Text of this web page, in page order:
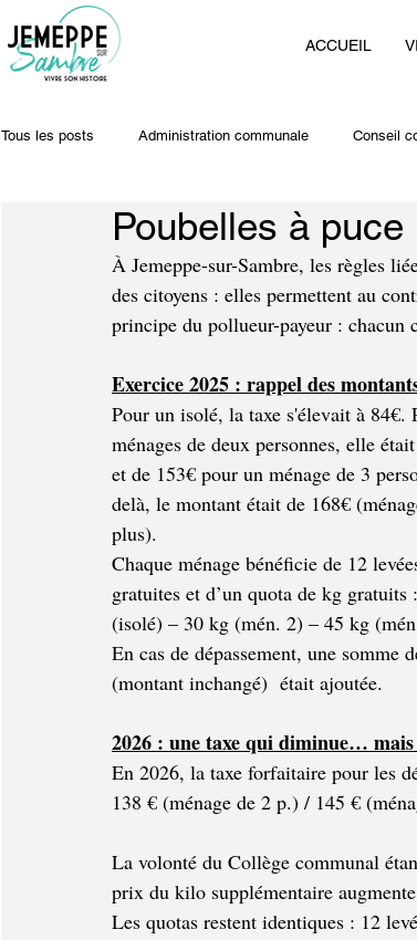
ACCUEIL
Tous les posts Administration communale Conseil
Travaux & voiries Offres d'emploi Autres
Poubelles à
À Jemeppe-sur-Sambre, les règles
des citoyens : elles permettent au
principe du pollueur-payeur : chacun
Exercice 2025 : rappel des
Pour un isolé, la taxe s'élevait à 84€.
ménages de deux personnes, elle
et de 153€ pour un ménage de 3
delà, le montant était de 168€
plus).
Chaque ménage bénéficie de 12
gratuites et d’un quota de kg gratuits
(isolé) – 30 kg (mén. 2) – 45 kg
En cas de dépassement, une
(montant inchangé)  était ajoutée.
2026 : une taxe qui diminue…
En 2026, la taxe forfaitaire pour les
138 € (ménage de 2 p.) / 145 €
La volonté du Collège communal
prix du kilo supplémentaire
Les quotas restent identiques : 12